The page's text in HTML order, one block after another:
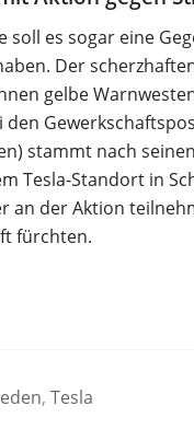
soll es sogar eine
Der
gelbe
den
stammt nach
Tesla-Standort in
an der Aktion
fürchten.
, Tesla